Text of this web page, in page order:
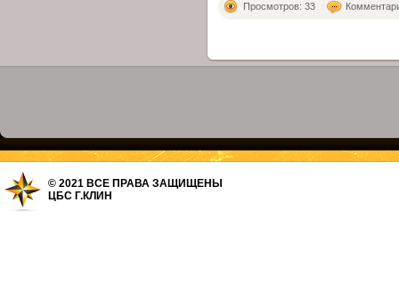
Просмотров: 33
© 2021 ВСЕ ПРАВА ЗАЩИЩЕНЫ
ЦБС Г.КЛИН